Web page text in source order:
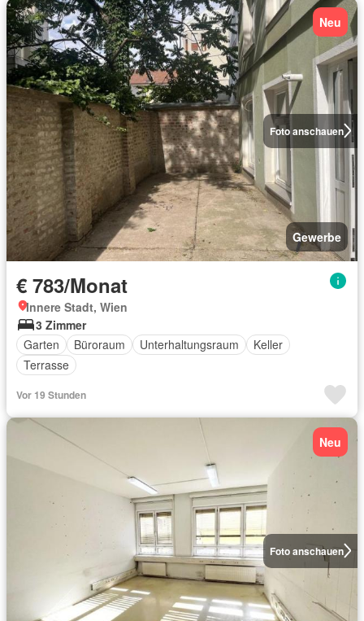
Foto anschauen
Neu
Gewerbe
€ 783/Monat
Innere Stadt, Wien
3 Zimmer
Garten
Büroraum Unterhaltungsraum
Keller
Terrasse
Vor 19 Stunden
Foto anschauen
Neu